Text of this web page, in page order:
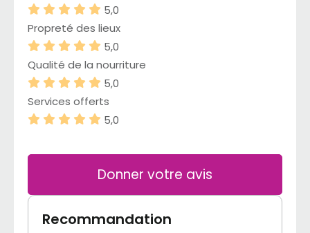
5,0
Propreté des lieux
5,0
Qualité de la nourriture
5,0
Services offerts
5,0
Donner votre avis
Recommandation